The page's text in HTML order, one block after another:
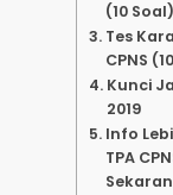
(10 Soal)
Tes
CPNS
Kunci
2019
Info
TPA